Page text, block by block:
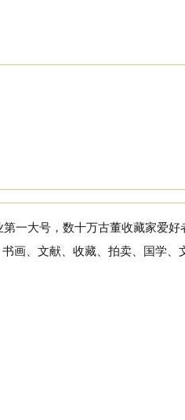
一大号，数十万古董收藏家爱
画、文献、收藏、拍卖、国学、